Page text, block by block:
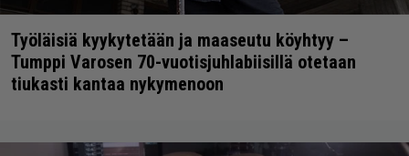
Työläisiä kyykytetään ja maaseutu köyhtyy –
Tumppi Varosen 70-vuotisjuhlabiisillä otetaan
tiukasti kantaa nykymenoon